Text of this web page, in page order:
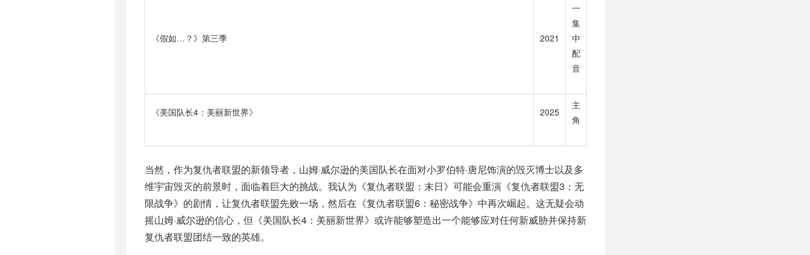
《假如…？》第三季 2021
一
集
中
配
音
《美国队长4：美丽新世界》 2025
主
角
当然，作为复仇者联盟的新领导者，山姆·威尔逊的美国队长在面对小罗伯特·唐尼饰演的毁灭博士以及多
维宇宙毁灭的前景时，面临着巨大的挑战。我认为《复仇者联盟：末日》可能会重演《复仇者联盟3：无
限战争》的剧情，让复仇者联盟先败一场，然后在《复仇者联盟6：秘密战争》中再次崛起。这无疑会动
摇山姆·威尔逊的信心，但《美国队长4：美丽新世界》或许能够塑造出一个能够应对任何新威胁并保持新
复仇者联盟团结一致的英雄。